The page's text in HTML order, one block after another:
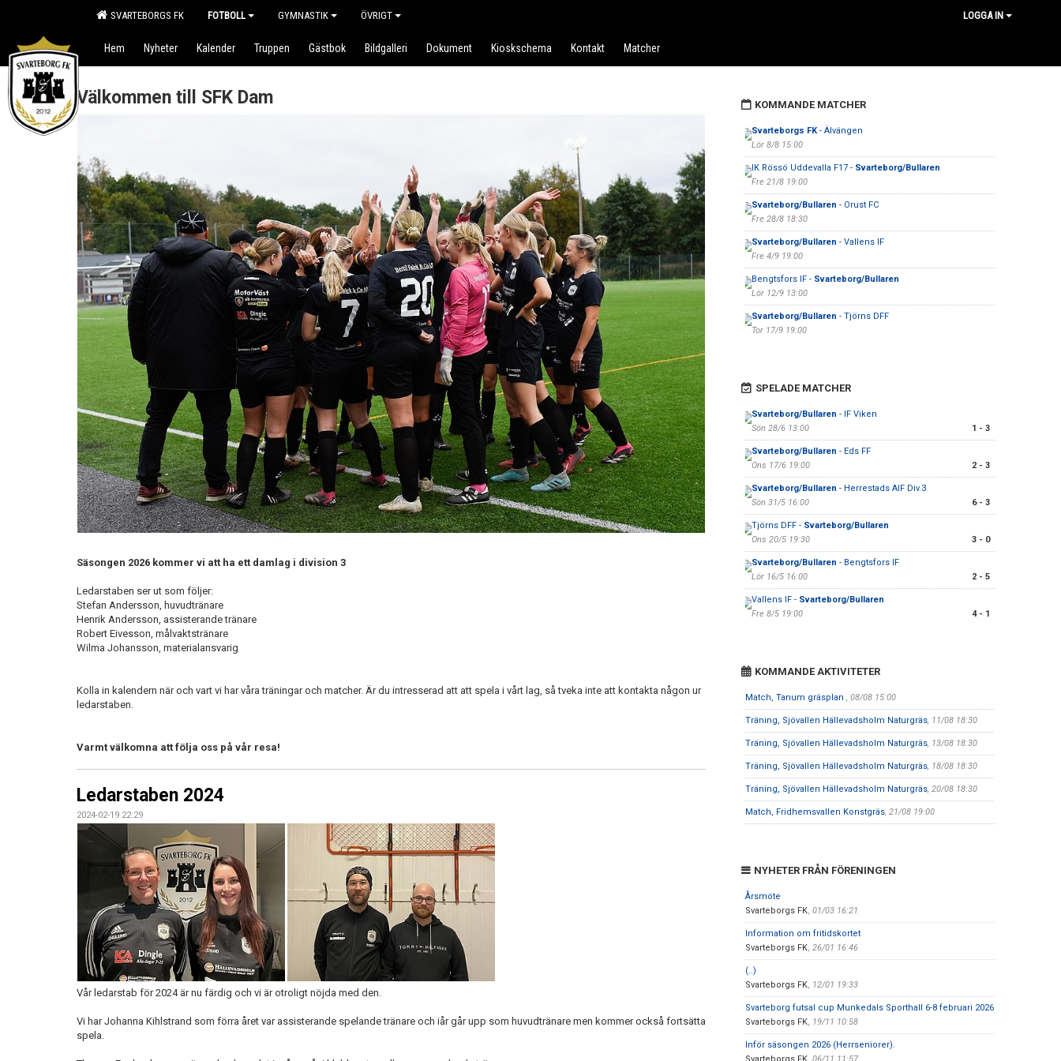
SVARTEBORGS FK FOTBOLL GYMNASTIK ÖVRIGT LOGGA IN
Hem Nyheter Kalender Truppen Gästbok Bildgalleri Dokument Kioskschema Kontakt Matcher
Välkommen till SFK Dam
Säsongen 2026 kommer vi att ha ett damlag i division 3
Ledarstaben ser ut som följer:
Stefan Andersson, huvudtränare
Henrik Andersson, assisterande tränare
Robert Eivesson, målvaktstränare
Wilma Johansson, materialansvarig
Kolla in kalendern när och vart vi har våra träningar och matcher. Är du intresserad att att spela i vårt lag, så tveka inte att kontakta någon ur
ledarstaben.
Varmt välkomna att följa oss på vår resa!
Ledarstaben 2024
2024-02-19 22:29
Vår ledarstab för 2024 är nu färdig och vi är otroligt nöjda med den.
Vi har Johanna Kihlstrand som förra året var assisterande spelande tränare och iår går upp som huvudtränare men kommer också fortsätta
spela.
KOMMANDE MATCHER
Svarteborgs FK - Älvängen
Lör 8/8 15:00
IK Rössö Uddevalla F17 - Svarteborg/Bullaren
Fre 21/8 19:00
Svarteborg/Bullaren - Orust FC
Fre 28/8 18:30
Svarteborg/Bullaren - Vallens IF
Fre 4/9 19:00
Bengtsfors IF - Svarteborg/Bullaren
Lör 12/9 13:00
Svarteborg/Bullaren - Tjörns DFF
Tor 17/9 19:00
SPELADE MATCHER
Svarteborg/Bullaren - IF Viken
Sön 28/6 13:00
1 - 3
Svarteborg/Bullaren - Eds FF
Ons 17/6 19:00
2 - 3
Svarteborg/Bullaren - Herrestads AIF Div.3
Sön 31/5 16:00
6 - 3
Tjörns DFF - Svarteborg/Bullaren
Ons 20/5 19:30
3 - 0
Svarteborg/Bullaren - Bengtsfors IF
Lör 16/5 16:00
2 - 5
Vallens IF - Svarteborg/Bullaren
Fre 8/5 19:00
4 - 1
KOMMANDE AKTIVITETER
Match, Tanum gräsplan, 08/08 15:00
Träning, Sjövallen Hällevadsholm Naturgräs, 11/08 18:30
Träning, Sjövallen Hällevadsholm Naturgräs, 13/08 18:30
Träning, Sjövallen Hällevadsholm Naturgräs, 18/08 18:30
Träning, Sjövallen Hällevadsholm Naturgräs, 20/08 18:30
Match, Fridhemsvallen Konstgräs, 21/08 19:00
NYHETER FRÅN FÖRENINGEN
Årsmöte
Svarteborgs FK,01/03 16:21
Information om fritidskortet
Svarteborgs FK,26/01 16:46
(..)
Svarteborgs FK, 12/01 19:33
Svarteborg futsal cup Munkedals Sporthall 6-8 februari 2026
Svarteborgs FK, 19/11 10:58
Inför säsongen 2026 (Herrseniorer).